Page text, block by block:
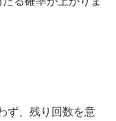
ず、残り回数を意